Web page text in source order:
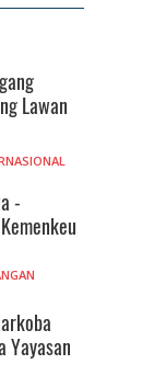
Lawan
-
Yayasan